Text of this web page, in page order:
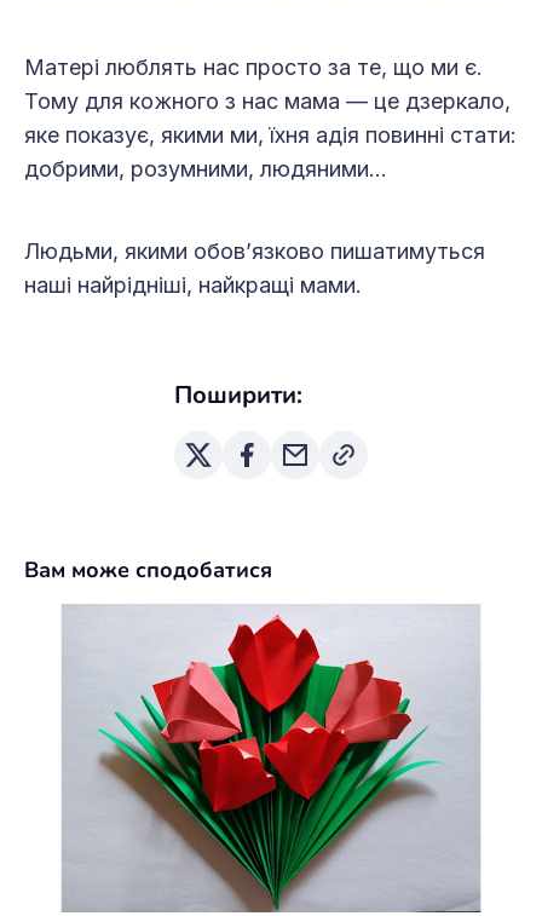
Матері люблять нас просто за те, що ми є.
Тому для кожного з нас мама — це дзеркало,
яке показує, якими ми, їхня адія повинні стати:
добрими, розумними, людяними…
Людьми, якими обов’язково пишатимуться
наші найрідніші, найкращі мами.
Поширити:
Вам може сподобатися